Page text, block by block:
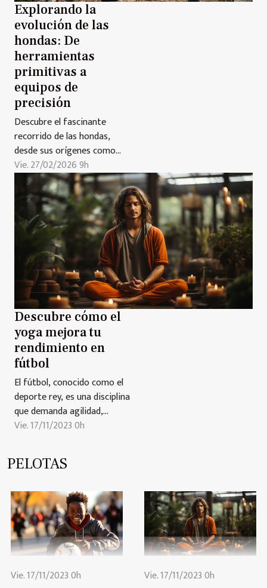
Explorando la
evolución de las
hondas: De
herramientas
primitivas a
equipos de
precisión
Descubre el fascinante
recorrido de las hondas,
desde sus orígenes como
herramientas esenciales en la
prehistoria hasta convertirse
en sofisticados equipos de
precisión en la actualidad.
Este artículo revela cómo su
evolución ha estado marcada
por la innovación tecnológica
y la adaptación a...
Vie. 27/02/2026 9h
Descubre cómo el
yoga mejora tu
rendimiento en
fútbol
El fútbol, conocido como el
deporte rey, es una disciplina
que demanda agilidad,
resistencia y habilidades
constante del máximo
rendimiento, los jugadores
entrenamientos
complementarios. Aquí es
donde el yoga, con su
sorprendente versatilidad,...
Vie. 17/11/2023 0h
PELOTAS
Vie. 17/11/2023 0h
Vie. 17/11/2023 0h